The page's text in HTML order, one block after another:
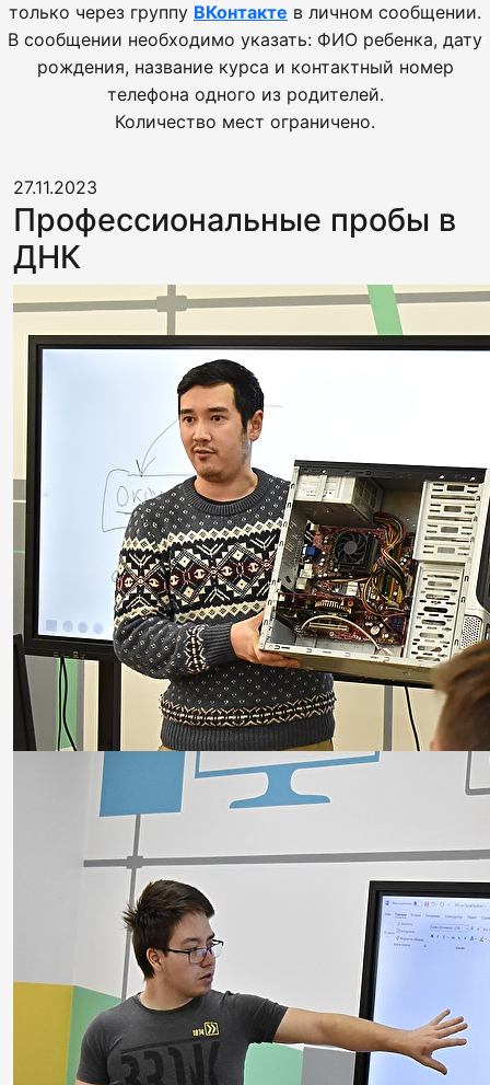
только через группу ВКонтакте в личном сообщении.
В сообщении необходимо указать: ФИО ребенка, дату
рождения, название курса и контактный номер
телефона одного из родителей.
Количество мест ограничено.
27.11.2023
Профессиональные пробы в
ДНК